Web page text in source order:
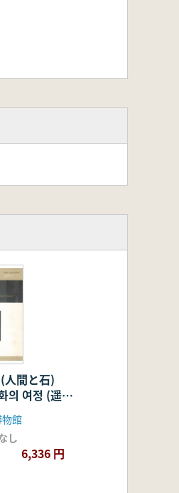
(人間と石)
의 여정 (遥か
旅情)
館
し
6,336 円